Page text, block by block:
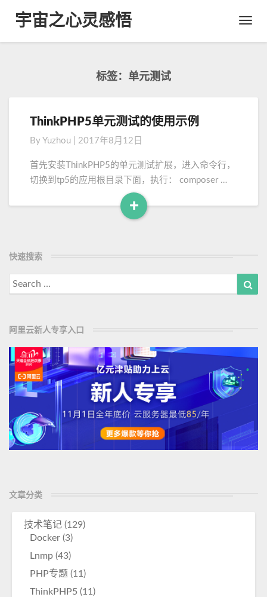
Toggle
宇宙之心灵感悟
标签：单元测试
h
n
k
元
试
的
示
例
ThinkPHP5单元测试的使用示例
By Yuzhou 2017年8月12日
首先安装ThinkPHP5的单元测试扩展，进入命令行，
切换到tp5的应用根目录下面，执行： composer …
+
R
o
快速搜索
Search
for:
阿里云新人专享入口
文章分类
技术笔记 (129)
Docker (3)
Lnmp (43)
PHP专题 (11)
ThinkPHP5 (11)